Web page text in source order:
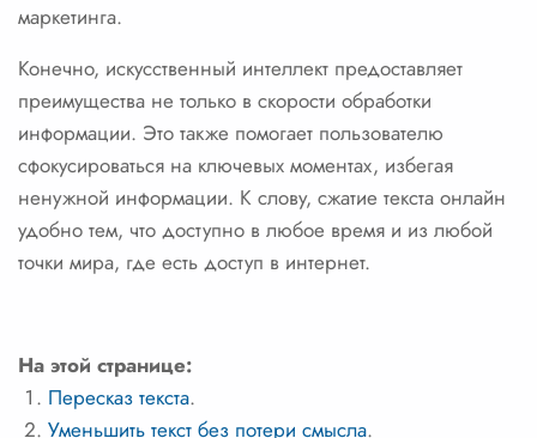
маркетинга.
Конечно, искусственный интеллект предоставляет
преимущества не только в скорости обработки
информации. Это также помогает пользователю
сфокусироваться на ключевых моментах, избегая
ненужной информации. К слову, сжатие текста онлайн
удобно тем, что доступно в любое время и из любой
точки мира, где есть доступ в интернет.
На этой странице:
Пересказ текста.
Уменьшить текст без потери смысла.